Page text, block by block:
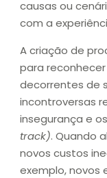
causas ou
com a
A criação de
para
decorrentes de
incontroversas
insegurança e
track). Quando
novos custos
exemplo, novos